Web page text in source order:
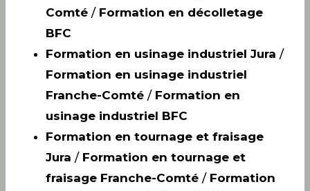
Comté / Formation en décolletage
BFC
Formation en usinage industriel Jura /
Formation en usinage industriel
Franche-Comté / Formation en
usinage industriel BFC
Formation en tournage et fraisage
Jura / Formation en tournage et
fraisage Franche-Comté / Formation